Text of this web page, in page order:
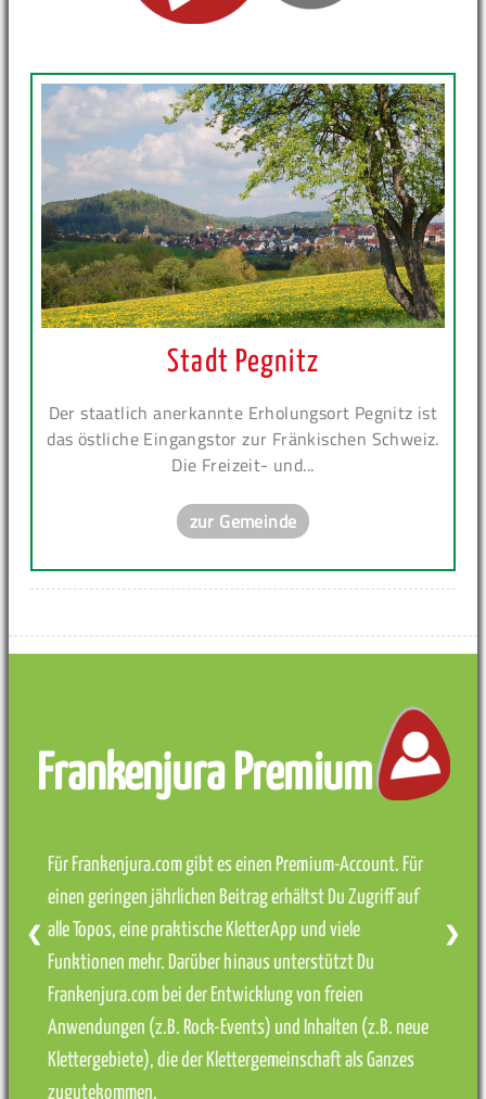
Stadt Pegnitz
Der staatlich anerkannte Erholungsort Pegnitz ist
das östliche Eingangstor zur Fränkischen Schweiz.
Die Freizeit- und...
zur Gemeinde
Frankenjura Premium
Für Frankenjura.com gibt es einen Premium-Account. Für
einen geringen jährlichen Beitrag erhältst Du Zugriff auf
alle Topos, eine praktische KletterApp und viele
Funktionen mehr. Darüber hinaus unterstützt Du
Frankenjura.com bei der Entwicklung von freien
Anwendungen (z.B. Rock-Events) und Inhalten (z.B. neue
Klettergebiete), die der Klettergemeinschaft als Ganzes
zugutekommen.
❮ ❯